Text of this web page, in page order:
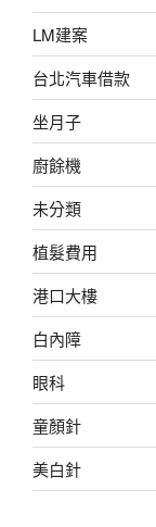
LM建案
台北汽車借款
坐月子
廚餘機
未分類
植髮費用
港口大樓
白內障
眼科
童顏針
美白針